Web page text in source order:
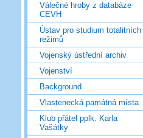
Válečné hroby z databáze
CEVH
Ústav pro studium totalitních
režimů
Vojenský ústřední archiv
Vojenství
Background
Vlastenecká památná místa
Klub přátel pplk. Karla
Vašátky